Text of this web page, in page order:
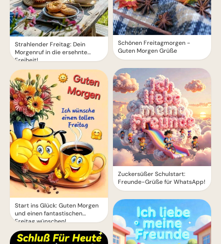
Strahlender Freitag: Dein
Morgenruf in die ersehnte
Freiheit!
Start ins Glück: Guten Morgen
und einen fantastischen
Freitag wünschen!
Schönen Freitagmorgen -
Guten Morgen Grüße
Zuckersüßer Schulstart:
Freunde-Grüße für WhatsApp!